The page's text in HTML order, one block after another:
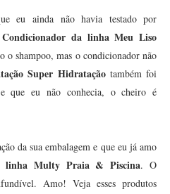
eu ainda não havia testado por
Condicionador da linha Meu Liso
o shampoo, mas o condicionador não
Super Hidratação também foi
que eu não conhecia, o cheiro é
da sua embalagem e que eu já amo
linha Multy Praia & Piscina. O
Amo! Veja esses produtos